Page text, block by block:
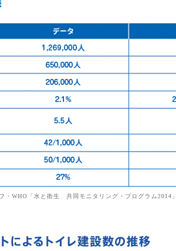
WHO「水と衛生 共同モニタリング・プログラム2014」